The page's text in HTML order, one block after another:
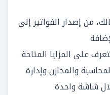
من إصدار الفواتير إلى
على المزايا المتاحة
والمخازن وإدارة
شاشة واحدة